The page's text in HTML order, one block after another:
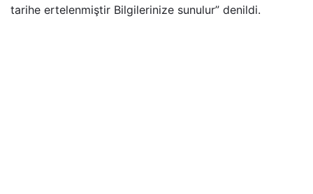
tarihe ertelenmiştir Bilgilerinize sunulur” denildi.